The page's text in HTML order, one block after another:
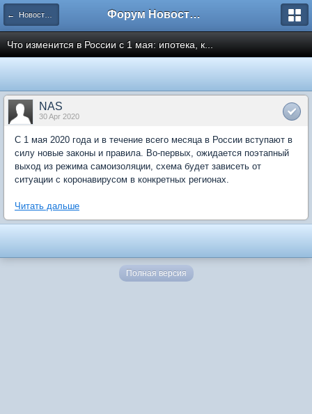
← Новости рынка недвижимости Форум Новостройки
Что изменится в России с 1 мая: ипотека, к...
NAS
30 Apr 2020
С 1 мая 2020 года и в течение всего месяца в России вступают в
силу новые законы и правила. Во-первых, ожидается поэтапный
выход из режима самоизоляции, схема будет зависеть от
ситуации с коронавирусом в конкретных регионах.
Читать дальше
Полная версия